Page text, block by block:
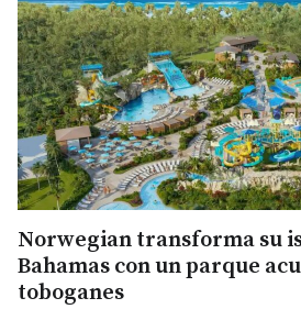
Norwegian transforma su
Bahamas con un parque
toboganes